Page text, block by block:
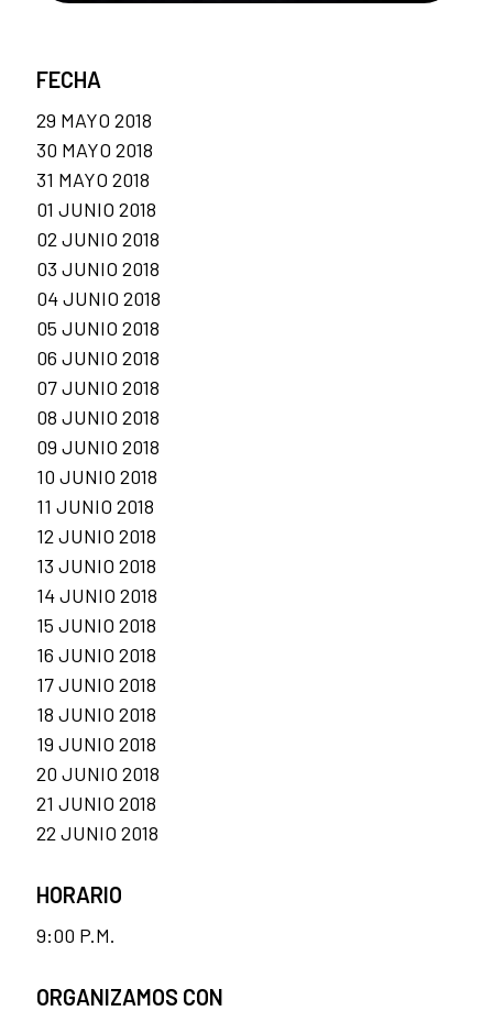
FECHA
29 MAYO 2018
30 MAYO 2018
31 MAYO 2018
01 JUNIO 2018
02 JUNIO 2018
03 JUNIO 2018
04 JUNIO 2018
05 JUNIO 2018
06 JUNIO 2018
07 JUNIO 2018
08 JUNIO 2018
09 JUNIO 2018
10 JUNIO 2018
11 JUNIO 2018
12 JUNIO 2018
13 JUNIO 2018
14 JUNIO 2018
15 JUNIO 2018
16 JUNIO 2018
17 JUNIO 2018
18 JUNIO 2018
19 JUNIO 2018
20 JUNIO 2018
21 JUNIO 2018
22 JUNIO 2018
HORARIO
9:00 P.M.
ORGANIZAMOS CON